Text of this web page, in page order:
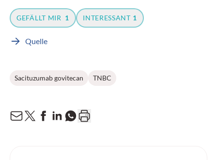
GEFÄLLT MIR 1 INTERESSANT 1
Quelle
Sacituzumab govitecan TNBC